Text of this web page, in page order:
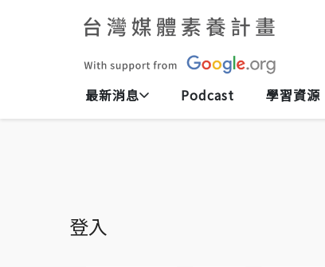
最新消息 Podcast 學習資源
登入